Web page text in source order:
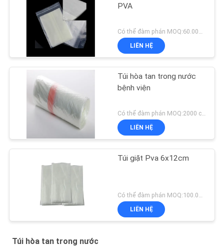
PVA
Có thể đàm phán MOQ:60.000 cái hoặc có thể thương lượng
LIÊN HỆ
Túi hòa tan trong nước
bệnh viện
LIÊN HỆ
Túi giặt Pva 6x12cm
LIÊN HỆ
Túi hòa tan trong nước